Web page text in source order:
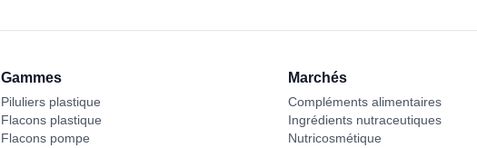
Gammes
Piluliers plastique
Flacons plastique
Flacons pompe
Marchés
Compléments alimentaires
Ingrédients nutraceutiques
Nutricosmétique